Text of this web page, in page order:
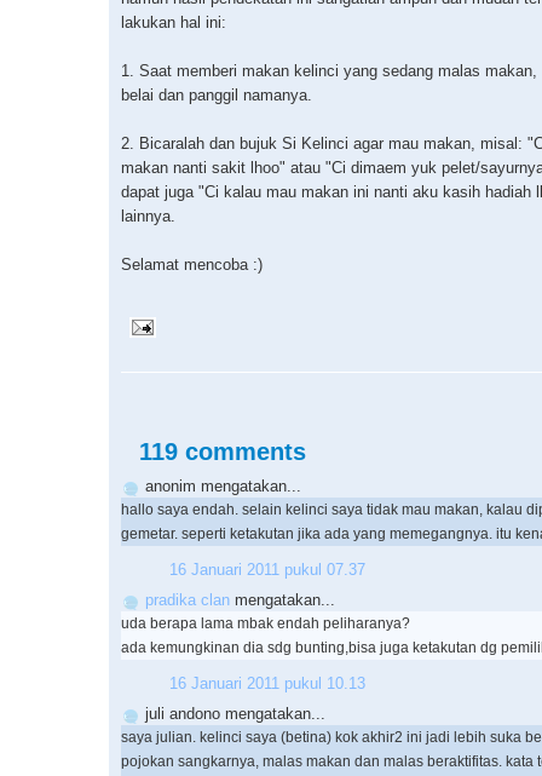
lakukan hal ini:
1. Saat memberi makan kelinci yang sedang malas
belai dan panggil namanya.
2. Bicaralah dan bujuk Si Kelinci agar mau makan, misal:
makan nanti sakit lhoo" atau "Ci dimaem yuk pelet/
dapat juga "Ci kalau mau makan ini nanti aku kasih hadiah
lainnya.
Selamat mencoba :)
119 comments
anonim mengatakan...
hallo saya endah. selain kelinci saya tidak mau makan, kalau
gemetar. seperti ketakutan jika ada yang memegangnya. itu
16 Januari 2011 pukul 07.37
pradika clan mengatakan...
uda berapa lama mbak endah peliharanya?
ada kemungkinan dia sdg bunting,bisa juga ketakutan dg
16 Januari 2011 pukul 10.13
juli andono mengatakan...
saya julian. kelinci saya (betina) kok akhir2 ini jadi lebih suka
pojokan sangkarnya, malas makan dan malas beraktifitas. kata